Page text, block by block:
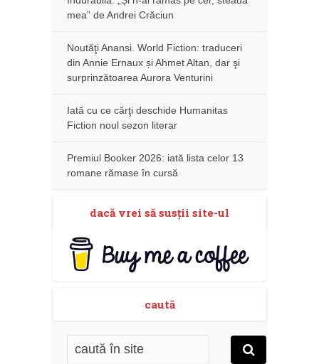
mea” de Andrei Crăciun
Noutăţi Anansi. World Fiction: traduceri
din Annie Ernaux și Ahmet Altan, dar şi
surprinzătoarea Aurora Venturini
Iată cu ce cărţi deschide Humanitas
Fiction noul sezon literar
Premiul Booker 2026: iată lista celor 13
romane rămase în cursă
dacă vrei să susţii site-ul
caută